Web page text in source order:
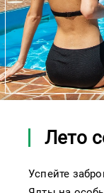
Лето
Успейте